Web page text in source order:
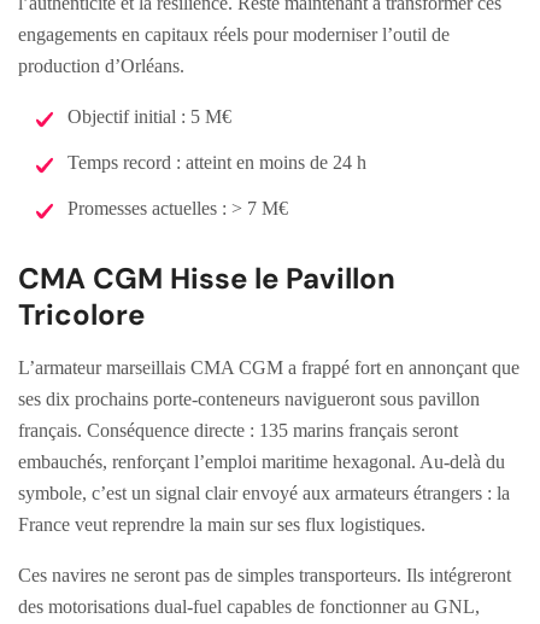
engagements en capitaux réels pour moderniser l’outil de
production d’Orléans.
Objectif initial : 5 M€
Temps record : atteint en moins de 24 h
Promesses actuelles : > 7 M€
CMA CGM Hisse le Pavillon
Tricolore
L’armateur marseillais CMA CGM a frappé fort en annonçant que
ses dix prochains porte-conteneurs navigueront sous pavillon
français. Conséquence directe : 135 marins français seront
embauchés, renforçant l’emploi maritime hexagonal. Au-delà du
symbole, c’est un signal clair envoyé aux armateurs étrangers : la
France veut reprendre la main sur ses flux logistiques.
Ces navires ne seront pas de simples transporteurs. Ils intégreront
des motorisations dual-fuel capables de fonctionner au GNL,